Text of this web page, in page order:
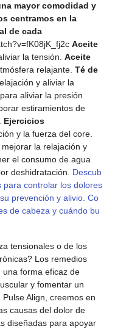
mayor comodidad y
centramos en la
de cada
Aceite
la tensión. Aceite
relajante. Té de
y aliviar la
aliviar la presión
estiramientos de
Ejercicios
y la fuerza del core.
la relajación y
el consumo de agua
deshidratación. Descub
para controlar los dolores
prevención y alivio. Co
de cabeza y cuándo bu
tensionales o de los
Los remedios
una forma eficaz de
y fomentar un
Align, creemos en
causas del dolor de
diseñadas para apoyar